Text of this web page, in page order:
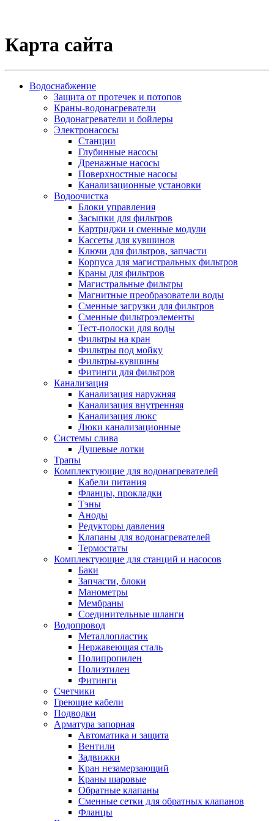
Карта сайта
Водоснабжение
Защита от протечек и потопов
Краны-водонагреватели
Водонагреватели и бойлеры
Электронасосы
Станции
Глубинные насосы
Дренажные насосы
Поверхностные насосы
Канализационные установки
Водоочистка
Блоки управления
Засыпки для фильтров
Картриджи и сменные модули
Кассеты для кувшинов
Ключи для фильтров, запчасти
Корпуса для магистральных фильтров
Краны для фильтров
Магистральные фильтры
Магнитные преобразователи воды
Сменные загрузки для фильтров
Сменные фильтроэлементы
Тест-полоски для воды
Фильтры на кран
Фильтры под мойку
Фильтры-кувшины
Фитинги для фильтров
Канализация
Канализация наружняя
Канализация внутренняя
Канализация люкс
Люки канализационные
Системы слива
Душевые лотки
Трапы
Комплектующие для водонагревателей
Кабели питания
Фланцы, прокладки
Тэны
Аноды
Редукторы давления
Клапаны для водонагревателей
Термостаты
Комплектующие для станций и насосов
Баки
Запчасти, блоки
Манометры
Мембраны
Соединительные шланги
Водопровод
Металлопластик
Нержавеющая сталь
Полипропилен
Полиэтилен
Фитинги
Счетчики
Греющие кабели
Подводки
Арматура запорная
Автоматика и защита
Вентили
Задвижки
Кран незамерзающий
Краны шаровые
Обратные клапаны
Сменные сетки для обратных клапанов
Фланцы